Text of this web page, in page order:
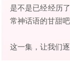
是不是已经经历
常神话语的甘甜吧
这一集，让我们